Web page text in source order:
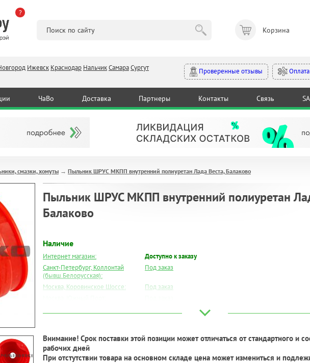
?
Корзина
Ижевск Краснодар НальчикСамараСургут
Проверенные отзывы
ЧаВо Доставка Партнеры Контакты Связь
смазки, хомуты → Пыльник ШРУС МКПП внутренний полиуретан Лада Веста, Балаково
Пыльник ШРУС МКПП внутренний полиуретан
Балаково
Наличие
Интернет магазин:
Доступно к заказу
Санкт-Петербург, Коллонтай
(бывш.Белорусская):
Под заказ
Москва, Коровинское Шоссе:
Под заказ
Самара:
Под заказ
Тверь:
Внимание! Срок поставки этой позиции может отличаться от стандартного и
рабочих дней
При отстутствии товара на основном складе цена может измениться и